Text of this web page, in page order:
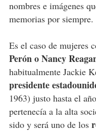
nombres e imágenes
memorias por siempre.
Es el caso de mujeres
Perón o Nancy
habitualmente Jackie
presidente
1963) justo hasta el
pertenecía a la alta
sido y será uno de los